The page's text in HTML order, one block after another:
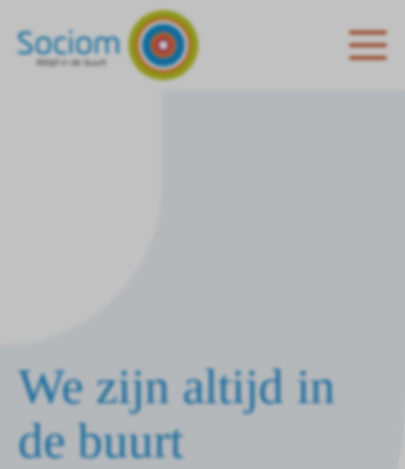
We zijn altijd in
de buurt